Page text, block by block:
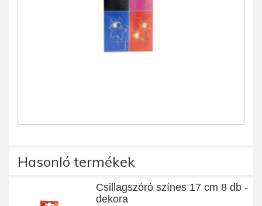
Hasonló termékek
Csillagszóró színes 17 cm 8 db -
dekora